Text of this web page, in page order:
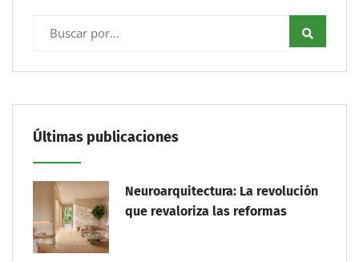
Últimas publicaciones
Neuroarquitectura: La revolución
que revaloriza las reformas